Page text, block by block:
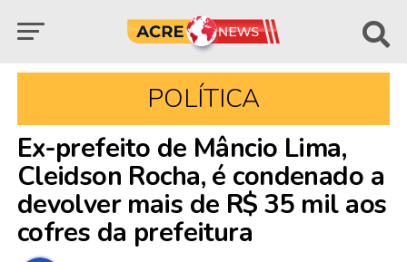
POLÍTICA
Ex-prefeito de Mâncio Lima,
Cleidson Rocha, é condenado a
devolver mais de R$ 35 mil aos
cofres da prefeitura